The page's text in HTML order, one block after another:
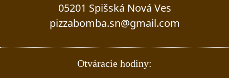
05201 Spišská Nová Ves
pizzabomba.sn@gmail.com
Otváracie hodiny: